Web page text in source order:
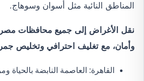
المناطق النائية مثل أسوان وسوهاج.
نقل الأغراض إلى جميع محافظات
وأمان، مع تغليف احترافي وتخليص
القاهرة: العاصمة النابضة بالحياة